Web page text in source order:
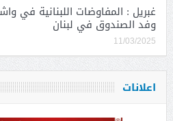
غبريل : المفاوضات اللبنانية في
وفد الصندوق في لبنان
11/03/2025
اعلانات